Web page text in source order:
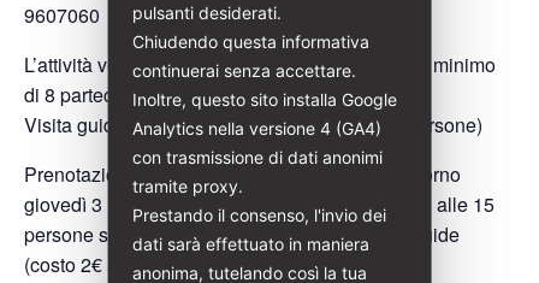
9607060
L’attività verrà svolta se si raggiunge un quorum minimo
di 8 partecipanti (paganti)
Visita guidata a numero chiuso (massimo 35 persone)
Prenotazione obbligatoria entro e non oltre il giorno
giovedì 3 luglio 2026. In caso di gruppi superiori alle 15
persone sarà obbligatorio l’utilizzo delle radioguide
(costo 2€ a persona)
pulsanti desiderati.
Chiudendo questa informativa
continuerai senza accettare.
Inoltre, questo sito installa Google
Analytics nella versione 4 (GA4)
con trasmissione di dati anonimi
tramite proxy.
Prestando il consenso, l'invio dei
dati sarà effettuato in maniera
anonima, tutelando così la tua